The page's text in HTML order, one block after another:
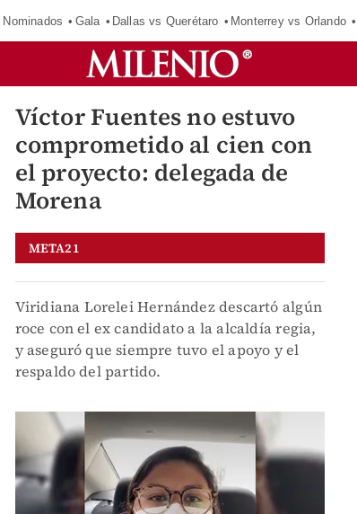
Nominados Gala Dallas vs Querétaro Monterrey vs Orlando
Víctor Fuentes no estuvo
comprometido al cien con
el proyecto: delegada de
Morena
META21
Viridiana Lorelei Hernández descartó algún
roce con el ex candidato a la alcaldía regia,
y aseguró que siempre tuvo el apoyo y el
respaldo del partido.